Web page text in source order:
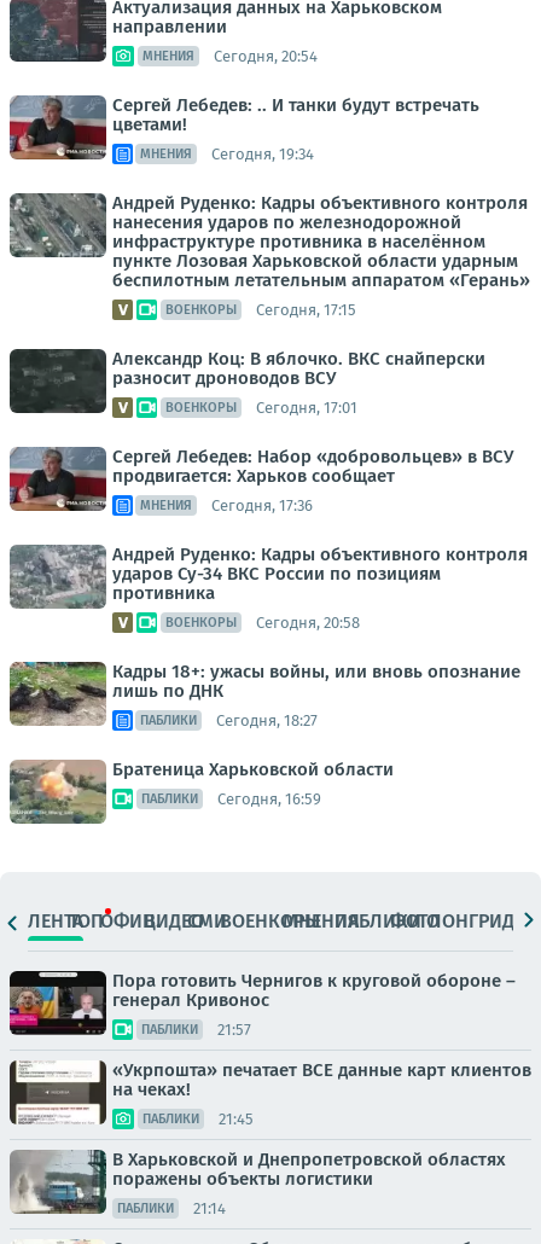
Актуализация данных на Харьковском
направлении
МНЕНИЯ Сегодня, 20:54
Сергей Лебедев: .. И танки будут встречать
цветами!
МНЕНИЯ Сегодня, 19:34
Андрей Руденко: Кадры объективного контроля
нанесения ударов по железнодорожной
инфраструктуре противника в населённом
пункте Лозовая Харьковской области ударным
беспилотным летательным аппаратом «Герань»
ВОЕНКОРЫ Сегодня, 17:15
Александр Коц: В яблочко. ВКС снайперски
разносит дроноводов ВСУ
ВОЕНКОРЫ Сегодня, 17:01
Сергей Лебедев: Набор «добровольцев» в ВСУ
продвигается: Харьков сообщает
МНЕНИЯ Сегодня, 17:36
Андрей Руденко: Кадры объективного контроля
ударов Су-34 ВКС России по позициям
противника
ВОЕНКОРЫ Сегодня, 20:58
Кадры 18+: ужасы войны, или вновь опознание
лишь по ДНК
ПАБЛИКИ Сегодня, 18:27
Братеница Харьковской области
ПАБЛИКИ Сегодня, 16:59
ЛЕНТАТОПОФИЦ.ВИДЕОСМИВОЕНКОРЫМНЕНИЯПАБЛИКИ
ФОТОЛОНГРИДЫ
Пора готовить Чернигов к круговой обороне –
генерал Кривонос
ПАБЛИКИ 21:57
«Укрпошта» печатает ВСЕ данные карт клиентов
на чеках!
ПАБЛИКИ 21:45
В Харьковской и Днепропетровской областях
поражены объекты логистики
ПАБЛИКИ 21:14